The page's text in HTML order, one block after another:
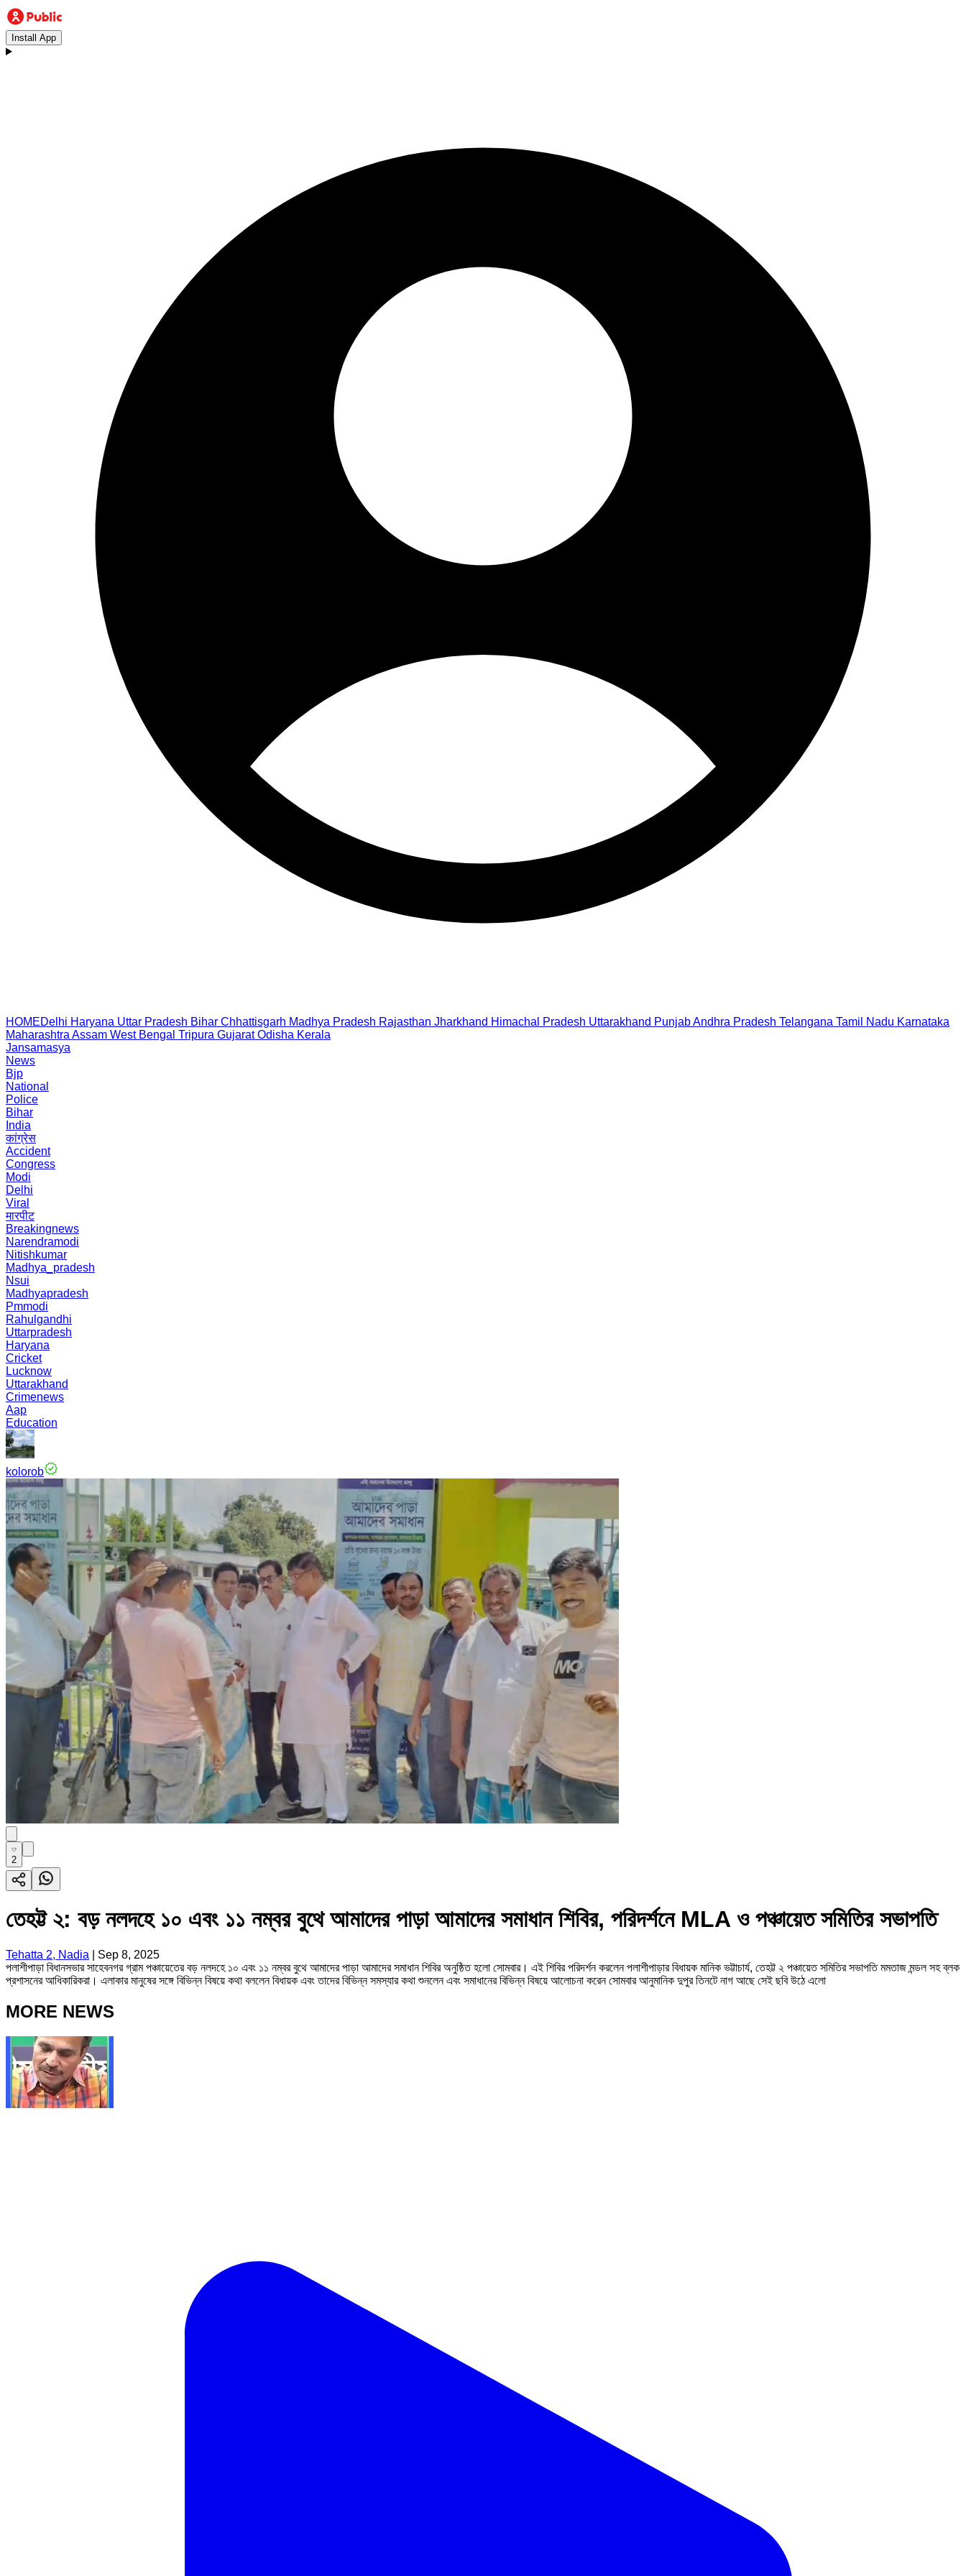
Install App
HOMEDelhi Haryana Uttar Pradesh Bihar Chhattisgarh Madhya Pradesh Rajasthan Jharkhand Himachal Pradesh Uttarakhand PunjabAndhra Pradesh Telangana Tamil Nadu Karnataka
Maharashtra Assam West Bengal Tripura Gujarat Odisha Kerala
Jansamasya
News
Bjp
National
Police
Bihar
India
कांग्रेस
Accident
Congress
Modi
Delhi
Viral
मारपीट
Breakingnews
Narendramodi
Nitishkumar
Madhya_pradesh
Nsui
Madhyapradesh
Pmmodi
Rahulgandhi
Uttarpradesh
Haryana
Cricket
Lucknow
Uttarakhand
Crimenews
Aap
Education
kolorob
2
তেহট্ট ২: বড় নলদহে ১০ এবং ১১ নম্বর বুথে আমাদের পাড়া আমাদের সমাধান শিবির, পরিদর্শনে MLA ও‌ পঞ্চায়েত সমিতির সভাপতি
Tehatta 2, Nadia
Sep 8, 2025
পলাশীপাড়া বিধানসভার সাহেবনগর গ্রাম পঞ্চায়েতের বড় নলদহে ১০ এবং ১১ নম্বর বুথে আমাদের পাড়া আমাদের সমাধান শিবির অনুষ্ঠিত হলো সোমবার। এই শিবির পরিদর্শন করলেন পলাশীপাড়ার বিধায়ক মানিক ভট্টাচার্য, তেহট্ট ২ পঞ্চায়েত সমিতির সভাপতি মমতাজ মন্ডল সহ ব্লক
প্রশাসনের আধিকারিকরা। এলাকার মানুষের‌ সঙ্গে বিভিন্ন বিষয়ে কথা বললেন বিধায়ক এবং তাদের বিভিন্ন সমস্যার কথা শুনলেন এবং সমাধানের বিভিন্ন বিষয়ে আলোচনা করেন সোমবার আনুমানিক দুপুর তিনটে নাগ আছে সেই ছবি উঠে এলো
MORE NEWS